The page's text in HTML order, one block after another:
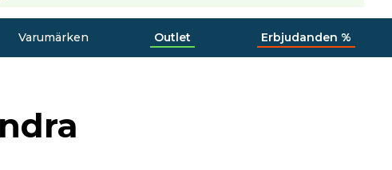
Varumärken Outlet Erbjudanden %